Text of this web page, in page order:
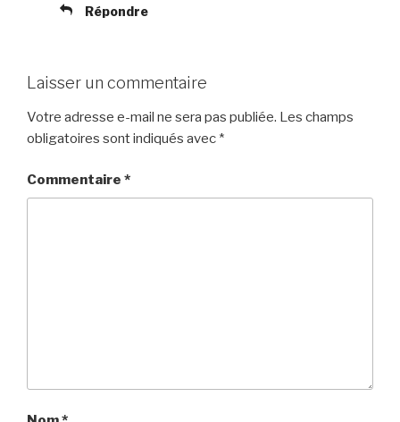
Répondre
Laisser un commentaire
Votre adresse e-mail ne sera pas publiée. Les champs
obligatoires sont indiqués avec *
Commentaire *